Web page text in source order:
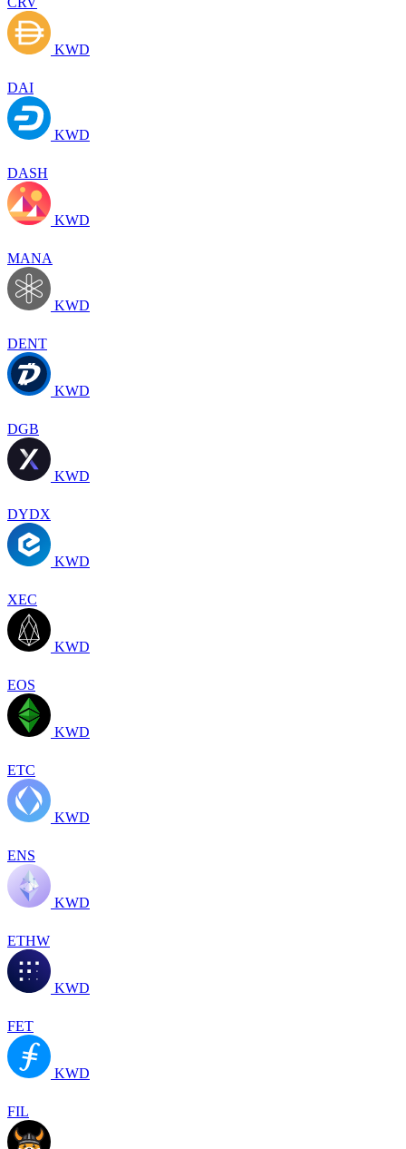
KWD
DAI
KWD
DASH
KWD
MANA
KWD
DENT
KWD
DGB
KWD
DYDX
KWD
XEC
KWD
EOS
KWD
ETC
KWD
ENS
KWD
ETHW
KWD
FET
KWD
FIL